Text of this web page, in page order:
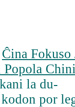
Ĉina Fokuso
Popola
la du-
por